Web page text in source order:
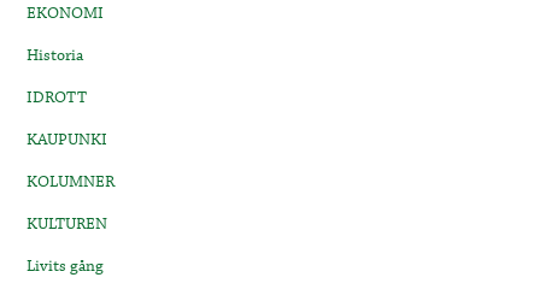
EKONOMI
Historia
IDROTT
KAUPUNKI
KOLUMNER
KULTUREN
Livits gång